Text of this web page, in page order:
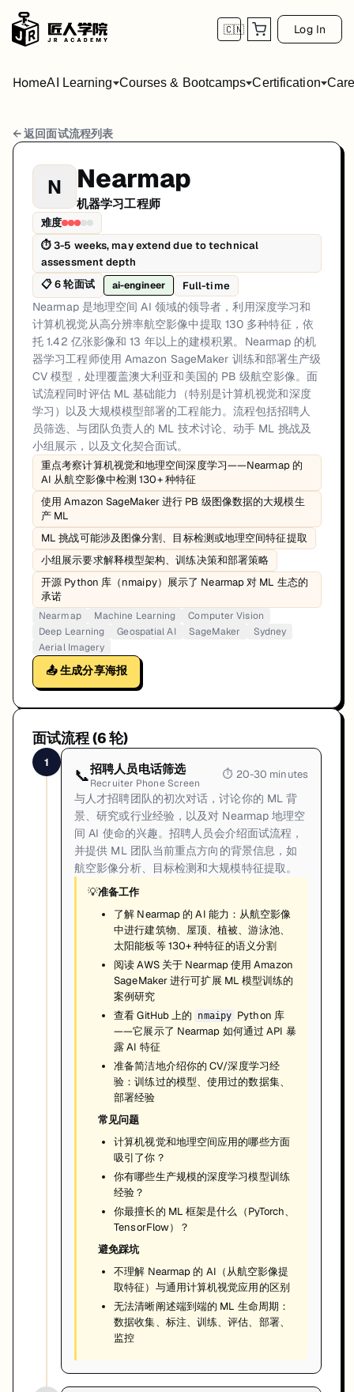
🇨🇳 Log In
HomeAI Learning Courses & Bootcamps Certification
Nearmap 机器学习工程师 面试流程
岗位方向: ai-engineer
Nearmap 是地理空间 AI 领域的领导者，利用深度学习和计算机视觉
Nearmap的机器学习工程师面试共6轮，以下是每轮面试的详细流程和
第1轮 (20-30 minutes): 与人才招聘团队的初次对话，讨论你的
面试亮点: Heavy focus on computer vision and geospatial deep
标签: Nearmap, Machine Learning, Computer Vision, Deep Learning,
← 返回面试流程列表
N Nearmap
机器学习工程师
难度
⏱3-5 weeks, may extend due to technical
assessment depth
📋6轮面试 ai-engineer Full-time
Nearmap 是地理空间 AI 领域的领导者，利用深度学习和
计算机视觉从高分辨率航空影像中提取 130 多种特征，依
托 1.42 亿张影像和 13 年以上的建模积累。Nearmap 的机
器学习工程师使用 Amazon SageMaker 训练和部署生产级
CV 模型，处理覆盖澳大利亚和美国的 PB 级航空影像。面
试流程同时评估 ML 基础能力（特别是计算机视觉和深度
学习）以及大规模模型部署的工程能力。流程包括招聘人
员筛选、与团队负责人的 ML 技术讨论、动手 ML 挑战及
小组展示，以及文化契合面试。
重点考察计算机视觉和地理空间深度学习——Nearmap 的
AI 从航空影像中检测 130+ 种特征
使用 Amazon SageMaker 进行 PB 级图像数据的大规模生
产 ML
ML 挑战可能涉及图像分割、目标检测或地理空间特征提取
小组展示要求解释模型架构、训练决策和部署策略
开源 Python 库（nmaipy）展示了 Nearmap 对 ML 生态的
承诺
Nearmap Machine Learning
Computer Vision
Deep Learning
Geospatial AI SageMaker
Sydney
Aerial Imagery
📤 生成分享海报
面试流程 (6轮)
1
📞招聘人员电话筛选
Recruiter Phone Screen
⏱ 20-30 minutes
与人才招聘团队的初次对话，讨论你的 ML 背
景、研究或行业经验，以及对 Nearmap 地理空
间 AI 使命的兴趣。招聘人员会介绍面试流程，
并提供 ML 团队当前重点方向的背景信息，如
航空影像分析、目标检测和大规模特征提取。
💡准备工作
了解 Nearmap 的 AI 能力：从航空影像
中进行建筑物、屋顶、植被、游泳池、
太阳能板等 130+ 种特征的语义分割
阅读 AWS 关于 Nearmap 使用 Amazon
SageMaker 进行可扩展 ML 模型训练的
案例研究
查看 GitHub 上的
nmaipy Python 库
——它展示了 Nearmap 如何通过 API 暴
露 AI 特征
准备简洁地介绍你的 CV/深度学习经
验：训练过的模型、使用过的数据集、
部署经验
常见问题
计算机视觉和地理空间应用的哪些方面
吸引了你？
你有哪些生产规模的深度学习模型训练
经验？
你最擅长的 ML 框架是什么（PyTorch、
TensorFlow）？
避免踩坑
不理解 Nearmap 的 AI（从航空影像提
取特征）与通用计算机视觉应用的区别
无法清晰阐述端到端的 ML 生命周期：
数据收集、标注、训练、评估、部署、
监控